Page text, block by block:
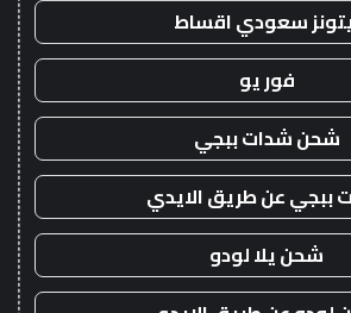
سعودي اقساط
فور يو
شحن شدات ببجي
ببجي عن طريق الايدي
شحن يلا لودو